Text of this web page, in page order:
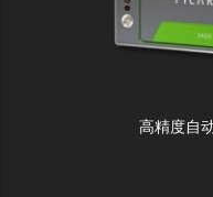
高精度自